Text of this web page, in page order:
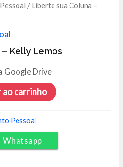
/ Liberte sua Coluna –
Kelly Lemos
Google Drive
carrinho
Pessoal
Whatsapp